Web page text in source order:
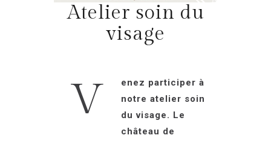
Atelier soin du
visage
V
enez participer à
notre atelier soin
du visage. Le
château de